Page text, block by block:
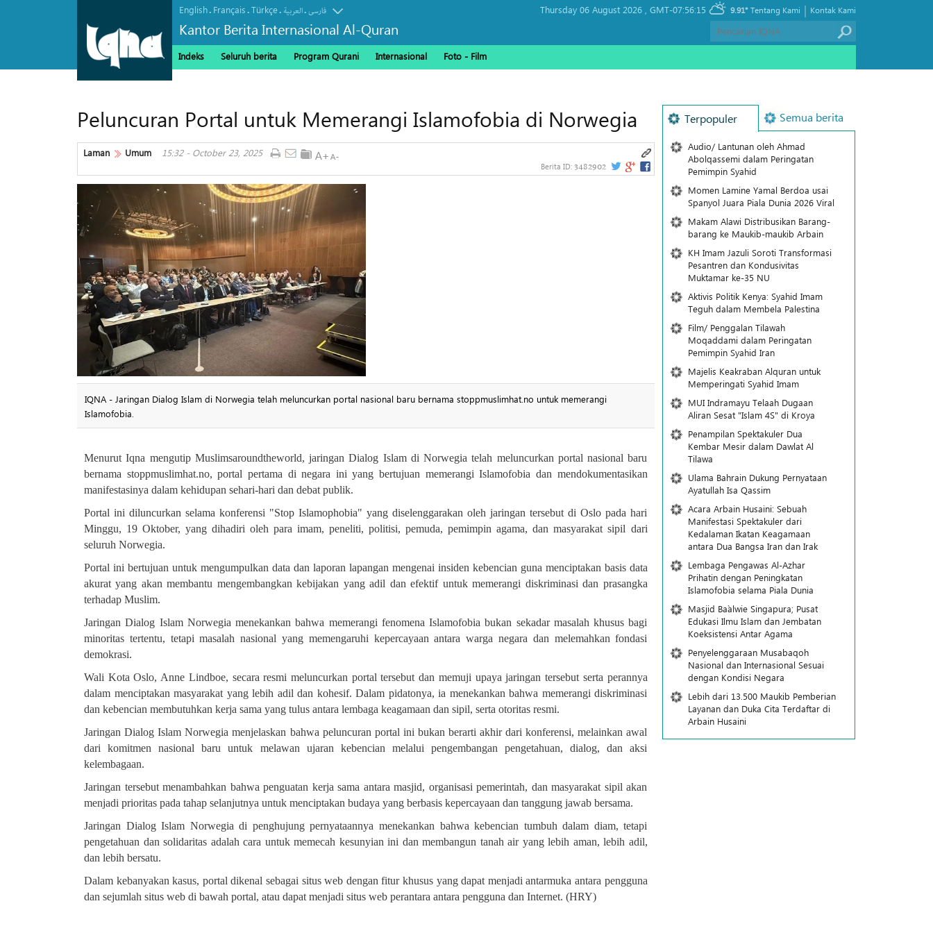
English. Français.Türkçe. العربیة.فارسی
Kantor Berita Internasional Al-Quran
Thursday 06 August 2026 , GMT-07:56:15 9.91° Kontak Kami
|
Tentang Kami
Indeks Seluruh berita Program Qurani Internasional Foto - Film
Peluncuran Portal untuk Memerangi Islamofobia di Norwegia
Laman Umum 15:32 - October 23, 2025
Berita ID: 3482902
IQNA - Jaringan Dialog Islam di Norwegia telah meluncurkan portal nasional baru bernama stoppmuslimhat.no untuk memerangi
Islamofobia.
Menurut Iqna mengutip Muslimsaroundtheworld, jaringan Dialog Islam di Norwegia telah meluncurkan portal nasional baru
bernama stoppmuslimhat.no, portal pertama di negara ini yang bertujuan memerangi Islamofobia dan mendokumentasikan
manifestasinya dalam kehidupan sehari-hari dan debat publik.
Portal ini diluncurkan selama konferensi "Stop Islamophobia" yang diselenggarakan oleh jaringan tersebut di Oslo pada hari
Minggu, 19 Oktober, yang dihadiri oleh para imam, peneliti, politisi, pemuda, pemimpin agama, dan masyarakat sipil dari
seluruh Norwegia.
Portal ini bertujuan untuk mengumpulkan data dan laporan lapangan mengenai insiden kebencian guna menciptakan basis data
akurat yang akan membantu mengembangkan kebijakan yang adil dan efektif untuk memerangi diskriminasi dan prasangka
terhadap Muslim.
Jaringan Dialog Islam Norwegia menekankan bahwa memerangi fenomena Islamofobia bukan sekadar masalah khusus bagi
minoritas tertentu, tetapi masalah nasional yang memengaruhi kepercayaan antara warga negara dan melemahkan fondasi
demokrasi.
Wali Kota Oslo, Anne Lindboe, secara resmi meluncurkan portal tersebut dan memuji upaya jaringan tersebut serta perannya
dalam menciptakan masyarakat yang lebih adil dan kohesif. Dalam pidatonya, ia menekankan bahwa memerangi diskriminasi
dan kebencian membutuhkan kerja sama yang tulus antara lembaga keagamaan dan sipil, serta otoritas resmi.
Jaringan Dialog Islam Norwegia menjelaskan bahwa peluncuran portal ini bukan berarti akhir dari konferensi, melainkan awal
dari komitmen nasional baru untuk melawan ujaran kebencian melalui pengembangan pengetahuan, dialog, dan aksi
kelembagaan.
Jaringan tersebut menambahkan bahwa penguatan kerja sama antara masjid, organisasi pemerintah, dan masyarakat sipil akan
menjadi prioritas pada tahap selanjutnya untuk menciptakan budaya yang berbasis kepercayaan dan tanggung jawab bersama.
Jaringan Dialog Islam Norwegia di penghujung pernyataannya menekankan bahwa kebencian tumbuh dalam diam, tetapi
pengetahuan dan solidaritas adalah cara untuk memecah kesunyian ini dan membangun tanah air yang lebih aman, lebih adil,
dan lebih bersatu.
Dalam kebanyakan kasus, portal dikenal sebagai situs web dengan fitur khusus yang dapat menjadi antarmuka antara pengguna
dan sejumlah situs web di bawah portal, atau dapat menjadi situs web perantara antara pengguna dan Internet. (HRY)
Terpopuler Semua berita
Audio/ Lantunan oleh Ahmad
Abolqassemi dalam Peringatan
Pemimpin Syahid
Momen Lamine Yamal Berdoa usai
Spanyol Juara Piala Dunia 2026 Viral
Makam Alawi Distribusikan Barang-
barang ke Maukib-maukib Arbain
KH Imam Jazuli Soroti Transformasi
Pesantren dan Kondusivitas
Muktamar ke-35 NU
Aktivis Politik Kenya: Syahid Imam
Teguh dalam Membela Palestina
Film/ Penggalan Tilawah
Moqaddami dalam Peringatan
Pemimpin Syahid Iran
Majelis Keakraban Alquran untuk
Memperingati Syahid Imam
MUI Indramayu Telaah Dugaan
Aliran Sesat "Islam 4S" di Kroya
Penampilan Spektakuler Dua
Kembar Mesir dalam Dawlat Al
Tilawa
Ulama Bahrain Dukung Pernyataan
Ayatullah Isa Qassim
Acara Arbain Husaini: Sebuah
Manifestasi Spektakuler dari
Kedalaman Ikatan Keagamaan
antara Dua Bangsa Iran dan Irak
Lembaga Pengawas Al-Azhar
Prihatin dengan Peningkatan
Islamofobia selama Piala Dunia
Masjid Ba`alwie Singapura; Pusat
Edukasi Ilmu Islam dan Jembatan
Koeksistensi Antar Agama
Penyelenggaraan Musabaqoh
Nasional dan Internasional Sesuai
dengan Kondisi Negara
Lebih dari 13.500 Maukib Pemberian
Layanan dan Duka Cita Terdaftar di
Arbain Husaini